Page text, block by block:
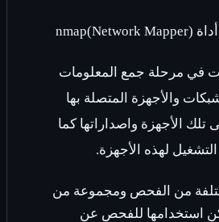
nmap(Network Mapper)
في مرحلة جمع المعلومات
والأجهزة المتصلة بها
الأجهزة واصداراتها كما
لهذه الأجهزة.
من الفحص ومجموعة من
استخدامها للفحص عن